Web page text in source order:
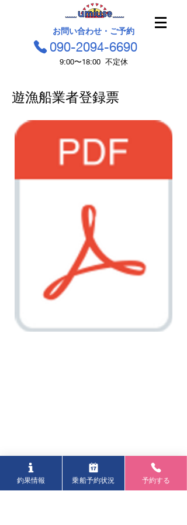
お問い合わせ・ご予約
090-2094-6690
9:00〜18:00 不定休
​遊漁船業者登録票
釣果情報 乗船予約状況 予約する